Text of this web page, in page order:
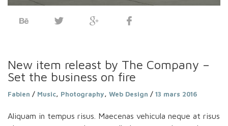
New item releast by The Company –
Set the business on fire
Fabien / Music, Photography, Web Design / 13 mars 2016
Aliquam in tempus risus. Maecenas vehicula neque at risus